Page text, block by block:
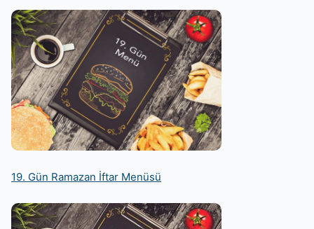
19. Gün Ramazan İftar Menüsü